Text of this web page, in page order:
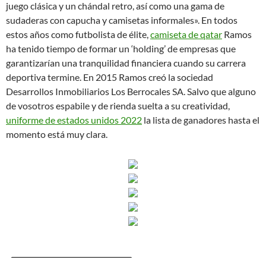
juego clásica y un chándal retro, así como una gama de
sudaderas con capucha y camisetas informales». En todos
estos años como futbolista de élite,camiseta de qatar Ramos
ha tenido tiempo de formar un ‘holding’ de empresas que
garantizarían una tranquilidad financiera cuando su carrera
deportiva termine. En 2015 Ramos creó la sociedad
Desarrollos Inmobiliarios Los Berrocales SA. Salvo que alguno
de vosotros espabile y de rienda suelta a su creatividad,
uniforme de estados unidos 2022 la lista de ganadores hasta el
momento está muy clara.